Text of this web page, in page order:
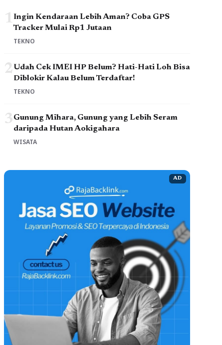
1Ingin Kendaraan Lebih Aman? Coba GPS
Tracker Mulai Rp1 Jutaan
TEKNO
2Udah Cek IMEI HP Belum? Hati-Hati Loh Bisa
Diblokir Kalau Belum Terdaftar!
TEKNO
3Gunung Mihara, Gunung yang Lebih Seram
daripada Hutan Aokigahara
WISATA
AD